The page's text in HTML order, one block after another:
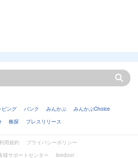
ピング バンク みんかぶ
みんかぶChoice
株探 プレスリリース
用規約
プライバシーポリシー
様サポートセンター
livedoor